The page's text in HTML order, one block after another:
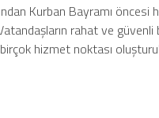
Kurban Bayramı öncesi
rahat ve
hizmet noktası